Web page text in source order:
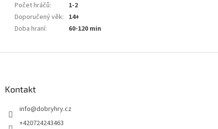
Počet hráčů:
1-2
Doporučený věk: 14+
Doba hraní: 60-120 min
Kontakt
info@dobryhry.cz
+420724243463